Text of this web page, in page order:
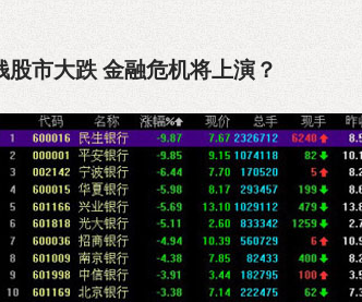
股市大跌 金融危机将上演？